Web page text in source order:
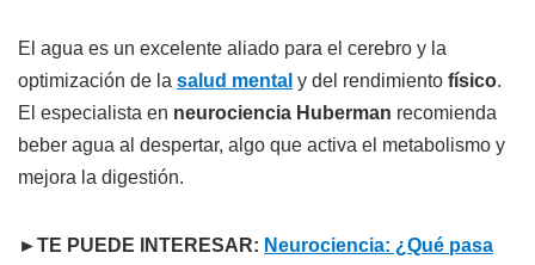
El agua es un excelente aliado para el cerebro y la
optimización de la salud mental y del rendimiento físico.
El especialista en neurociencia Huberman recomienda
beber agua al despertar, algo que activa el metabolismo y
mejora la digestión.
►TE PUEDE INTERESAR: Neurociencia: ¿Qué pasa